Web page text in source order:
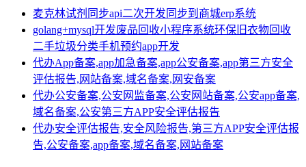
麦克林试剂同步api二次开发同步到商城erp系统
golang+mysql开发废品回收小程序系统环保旧衣物回收
二手垃圾分类手机预约app开发
代办App备案,app加急备案,app公安备案,app第三方安全
评估报告,网站备案,域名备案,网安备案
代办公安备案,公安网监备案,公安网站备案,公安app备案,
域名备案,公安第三方APP安全评估报告
代办安全评估报告,安全风险报告,第三方APP安全评估报
告,公安备案,app备案,域名备案,网站备案